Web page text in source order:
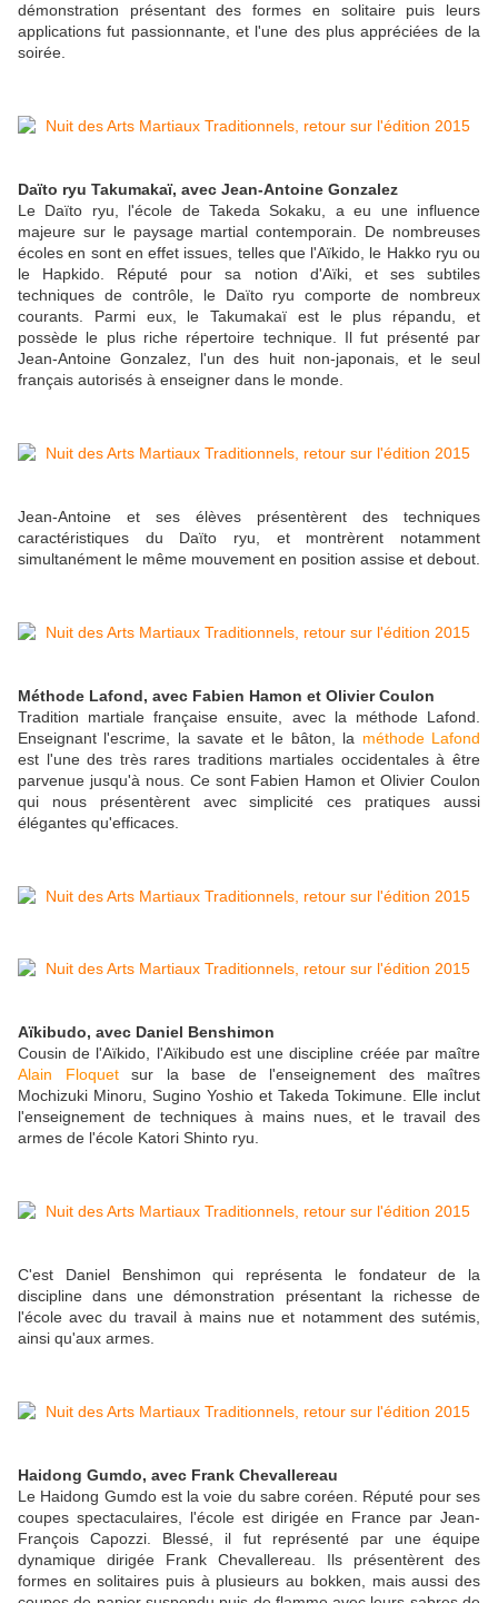
démonstration présentant des formes en solitaire puis leurs
applications fut passionnante, et l'une des plus appréciées de la
soirée.
Daïto ryu Takumakaï, avec Jean-Antoine Gonzalez
Le Daïto ryu, l'école de Takeda Sokaku, a eu une influence
majeure sur le paysage martial contemporain. De nombreuses
écoles en sont en effet issues, telles que l'Aïkido, le Hakko ryu ou
le Hapkido. Réputé pour sa notion d'Aïki, et ses subtiles
techniques de contrôle, le Daïto ryu comporte de nombreux
courants. Parmi eux, le Takumakaï est le plus répandu, et
possède le plus riche répertoire technique. Il fut présenté par
Jean-Antoine Gonzalez, l'un des huit non-japonais, et le seul
français autorisés à enseigner dans le monde.
Jean-Antoine et ses élèves présentèrent des techniques
caractéristiques du Daïto ryu, et montrèrent notamment
simultanément le même mouvement en position assise et debout.
Méthode Lafond, avec Fabien Hamon et Olivier Coulon
Tradition martiale française ensuite, avec la méthode Lafond.
Enseignant l'escrime, la savate et le bâton, la méthode Lafond
est l'une des très rares traditions martiales occidentales à être
parvenue jusqu'à nous. Ce sont Fabien Hamon et Olivier Coulon
qui nous présentèrent avec simplicité ces pratiques aussi
élégantes qu'efficaces.
Aïkibudo, avec Daniel Benshimon
Cousin de l'Aïkido, l'Aïkibudo est une discipline créée par maître
Alain Floquetsur la base de l'enseignement des maîtres
Mochizuki Minoru, Sugino Yoshio et Takeda Tokimune. Elle inclut
l'enseignement de techniques à mains nues, et le travail des
armes de l'école Katori Shinto ryu.
C'est Daniel Benshimon qui représenta le fondateur de la
discipline dans une démonstration présentant la richesse de
l'école avec du travail à mains nue et notamment des sutémis,
ainsi qu'aux armes.
Haidong Gumdo, avec Frank Chevallereau
Le Haidong Gumdo est la voie du sabre coréen. Réputé pour ses
coupes spectaculaires, l'école est dirigée en France par Jean-
François Capozzi. Blessé, il fut représenté par une équipe
dynamique dirigée Frank Chevallereau. Ils présentèrent des
formes en solitaires puis à plusieurs au bokken, mais aussi des